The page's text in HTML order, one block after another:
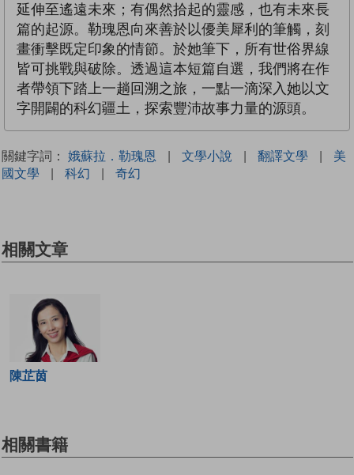
延伸至遙遠未來；有偶然拾起的靈感，也有未來長
篇的起源。勒瑰恩向來善於以優美犀利的筆觸，刻
畫衝擊既定印象的情節。於她筆下，所有世俗界線
皆可挑戰與破除。透過這本短篇自選，我們將在作
者帶領下踏上一趟回溯之旅，一點一滴深入她以文
字開闢的科幻疆土，探索豐沛故事力量的源頭。
關鍵字詞： 娥蘇拉．勒瑰恩 | 文學小說 | 翻譯文學 |
美
國文學
| 科幻 | 奇幻
相關文章
陳芷茵
相關書籍